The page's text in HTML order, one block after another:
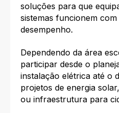
soluções para que
sistemas funcionem
desempenho.
Dependendo da área
participar desde o
instalação elétrica até o
projetos de energia
ou infraestrutura para